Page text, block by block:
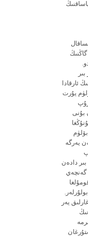
ئارقادا
يۇرت
بۇنى
يەرگە
دادەن
گەنچەي
يەر